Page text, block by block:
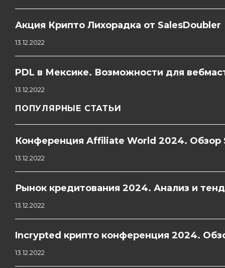
Акция Крипто Лихорадка от SalesDoubler
13.12.2022
PDL в Мексике. Возможности для
13.12.2022
ПОПУЛЯРНЫЕ СТАТЬИ
Конференция Affiliate World 2024. Обзор
13.12.2022
Рынок кредитования 2024. Анализ и
13.12.2022
Incrypted крипто конференция 2024.
13.12.2022